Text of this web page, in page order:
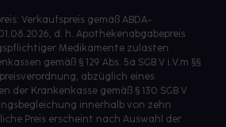
Verkaufspreis gemäß ABDA-
d. h. Apothekenabgabepreis
Medikamente zulasten
gemäß § 129 Abs. 5a SGB V i.V.m §§
abzüglich eines
der Krankenkasse gemäß § 130 SGB V
innerhalb von zehn
Preis erscheint nach Auswahl der